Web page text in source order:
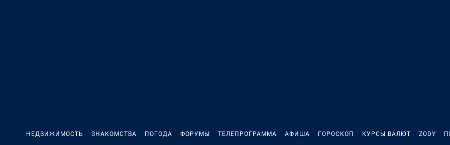
НЕДВИЖИМОСТЬ ЗНАКОМСТВА ПОГОДА ФОРУМЫ ТЕЛЕПРОГРАММА АФИША ГОРОСКОП КУРСЫ ВАЛЮТ ZODY